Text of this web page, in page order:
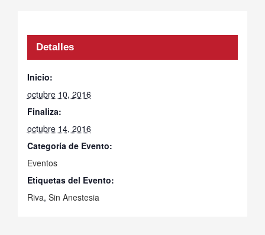
Detalles
Inicio:
octubre 10, 2016
Finaliza:
octubre 14, 2016
Categoría de Evento:
Eventos
Etiquetas del Evento:
Riva, Sin Anestesia